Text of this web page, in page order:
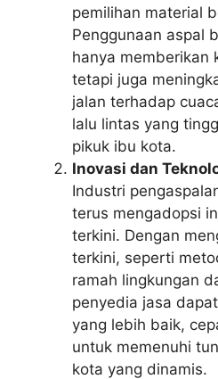
pemilihan material
Penggunaan aspal
hanya memberikan
tetapi juga
jalan terhadap
lalu lintas yang
pikuk ibu kota.
Inovasi dan
Industri
terus mengadopsi
terkini. Dengan
terkini, seperti
ramah lingkungan
penyedia jasa
yang lebih baik,
untuk memenuhi
kota yang dinamis.